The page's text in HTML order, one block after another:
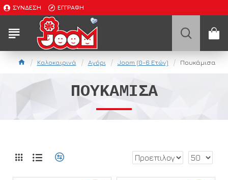
ΣΎΝΔΕΣΗ ΕΓΓΡΑΦΉ
Καλοκαιρινά Αγόρι Joom (0-6 Ετών) Πουκάμισα
ΠΟΥΚΆΜΙΣΑ